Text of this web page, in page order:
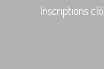
Inscriptions